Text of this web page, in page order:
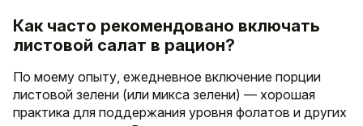
Как часто рекомендовано включать
листовой салат в рацион?
По моему опыту, ежедневное включение порции
листовой зелени (или микса зелени) — хорошая
практика для поддержания уровня фолатов и других